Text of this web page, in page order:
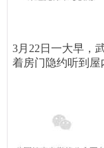
3月22日一大早，
着房门隐约听到屋